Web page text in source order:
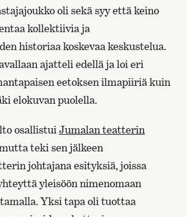
oli sekä syy että keino
kollektiivia ja
historiaa koskevaa keskustelua.
ajatteli edellä ja loi eri
eetoksen ilmapiiriä kuin
elokuvan puolella.
osallistui Jumalan teatterin
teki sen jälkeen
johtajana esityksiä, joissa
yleisöön nimenomaan
Yksi tapa oli tuottaa